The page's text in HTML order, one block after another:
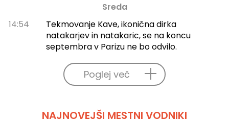
Sreda
14:54
Tekmovanje Kave, ikonična dirka
natakarjev in natakaric, se na koncu
septembra v Parizu ne bo odvilo.
Poglej več
NAJNOVEJŠI MESTNI VODNIKI